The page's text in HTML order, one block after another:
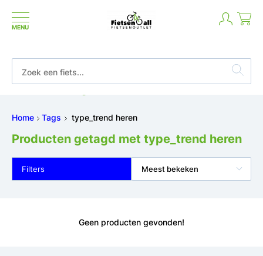
MENU
Home Tags type_trend heren
Producten getagd met type_trend heren
Filters Meest bekeken
Geen producten gevonden!